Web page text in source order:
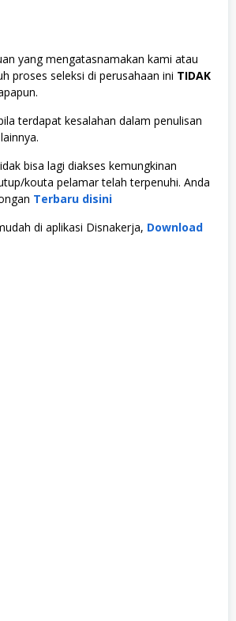
yang mengatasnamakan kami atau
proses seleksi di perusahaan ini TIDAK
terdapat kesalahan dalam penulisan
bisa lagi diakses kemungkinan
kouta pelamar telah terpenuhi. Anda
Terbaru disini
di aplikasi Disnakerja, Download